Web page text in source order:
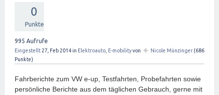
0
Punkte
995 Aufrufe
Eingestellt 27, Feb 2014in Elektroauto, E-mobilityvon ✦ Nicole Münzinger (686
Punkte)
Fahrberichte zum VW e-up, Testfahrten, Probefahrten sowie
persönliche Berichte aus dem täglichen Gebrauch, gerne mit